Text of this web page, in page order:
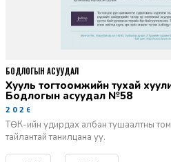
Хууль тогтоомжийн тухай хуулийн хэрэгжилт -
Бодлогын асуудал №58
2026-06-02
ТӨК-ийн удирдах албан тушаалтны
тайлантай танилцана уу.
БОДЛОГЫН АСУУДАЛ